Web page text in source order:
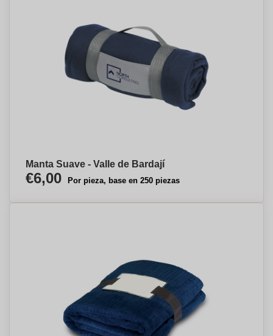
Manta Suave - Valle de Bardají
€6,00 Por pieza, base en 250 piezas